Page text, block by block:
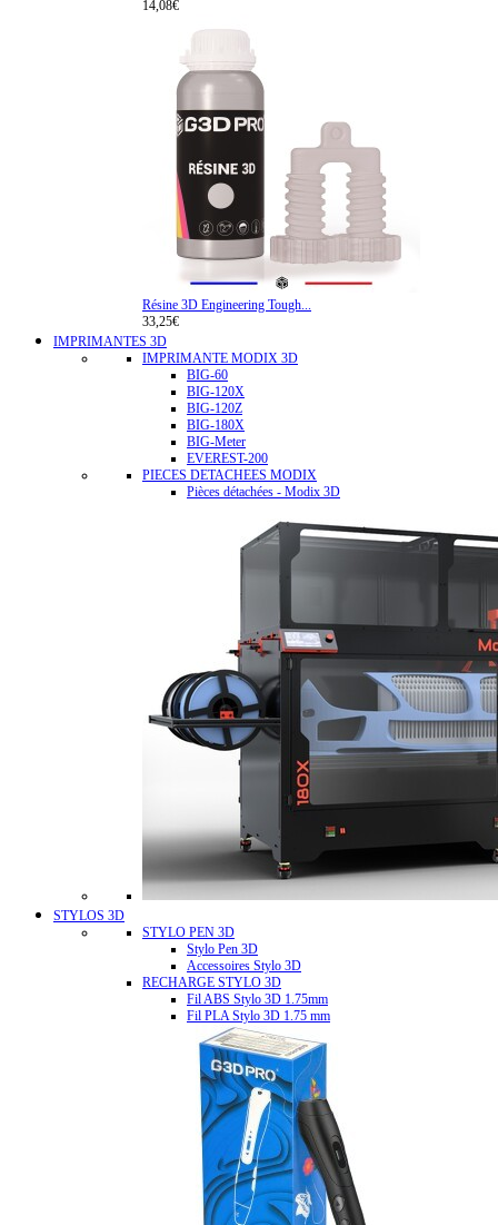
14,08€
Résine 3D Engineering Tough...
33,25€
IMPRIMANTES 3D
IMPRIMANTE MODIX 3D
BIG-60
BIG-120X
BIG-120Z
BIG-180X
BIG-Meter
EVEREST-200
PIECES DETACHEES MODIX
Pièces détachées - Modix 3D
STYLOS 3D
STYLO PEN 3D
Stylo Pen 3D
Accessoires Stylo 3D
RECHARGE STYLO 3D
Fil ABS Stylo 3D 1.75mm
Fil PLA Stylo 3D 1.75 mm